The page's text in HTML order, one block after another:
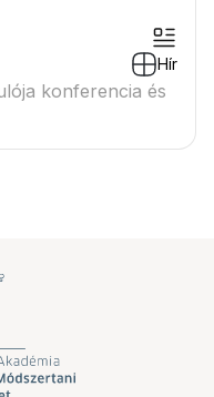
Hír
konferencia és